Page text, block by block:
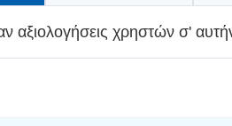
αξιολογήσεις χρηστών σ'